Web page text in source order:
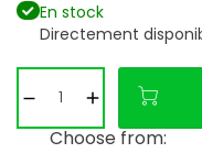
En stock
Directement
Choose from: